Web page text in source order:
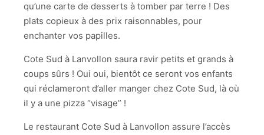
qu’une carte de desserts à tomber par terre ! Des
plats copieux à des prix raisonnables, pour
enchanter vos papilles.
Cote Sud à Lanvollon saura ravir petits et grands à
coups sûrs ! Oui oui, bientôt ce seront vos enfants
qui réclameront d’aller manger chez Cote Sud, là où
il y a une pizza “visage” !
Le restaurant Cote Sud à Lanvollon assure l’accès